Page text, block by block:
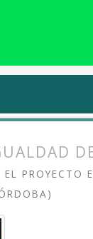
Vol. 6 Núm. 1
PROYECTO